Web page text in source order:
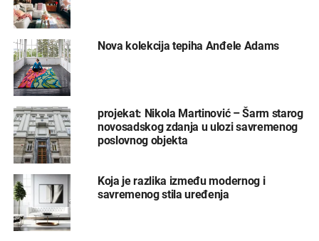
Nova kolekcija tepiha Anđele Adams
projekat: Nikola Martinović – Šarm starog
novosadskog zdanja u ulozi savremenog
poslovnog objekta
Koja je razlika između modernog i
savremenog stila uređenja